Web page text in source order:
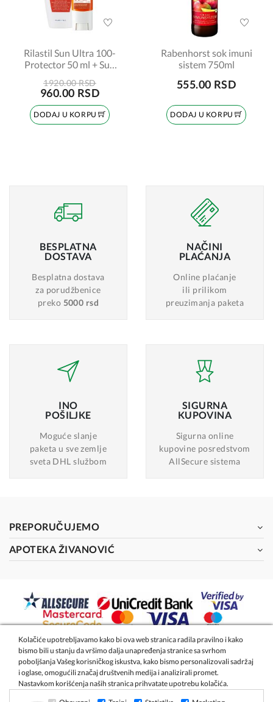
Rilastil Sun Ultra 100-
Protector 50 ml + Sun
PROMO
1920.00 RSD
960.00 RSD
DODAJ U KORPU
Rabenhorst sok imuni
sistem 750ml
555.00 RSD
DODAJ U KORPU
BESPLATNA
DOSTAVA
Besplatna dostava
za porudžbenice
preko 5000 rsd
NAČINI
PLAĆANJA
Online plaćanje
ili prilikom
preuzimanja paketa
INO
POŠILJKE
Moguće slanje
paketa u sve zemlje
sveta DHL službom
SIGURNA
KUPOVINA
Sigurna online
kupovine posredstvom
AllSecure sistema
PREPORUČUJEMO
APOTEKA ŽIVANOVIĆ
2026 - Apoteka Magistra Živanović
Kolačiće upotrebljavamo kako bi ova web stranica radila pravilno i kako
bismo bili u stanju da vršimo dalja unapređenja stranice sa svrhom
poboljšanja Vašeg korisničkog iskustva, kako bismo personalizovali sadržaj
i oglase, omogućili značaj društvenih medija i analizirali promet.
Nastavkom korišćenja naših stranica prihvatate upotrebu kolačića.